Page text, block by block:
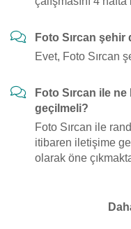
Foto Sırcan şehir
Evet, Foto Sırcan
Foto Sırcan ile
geçilmeli?
Foto Sırcan ile
itibaren iletişime
olarak öne